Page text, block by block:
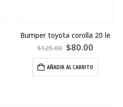
Bumper toyota corolla 20 le
$125.00 $80.00
AÑADIR AL CARRITO